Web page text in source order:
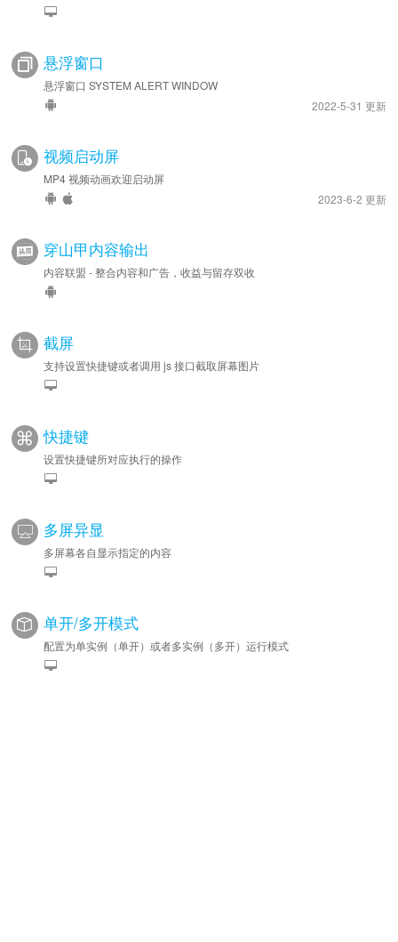
悬浮窗口
悬浮窗口 SYSTEM ALERT WINDOW
2022-5-31 更新
视频启动屏
MP4 视频动画欢迎启动屏
2023-6-2 更新
穿山甲内容输出
内容联盟 - 整合内容和广告，收益与留存双收
截屏
支持设置快捷键或者调用 js 接口截取屏幕图片
快捷键
设置快捷键所对应执行的操作
多屏异显
多屏幕各自显示指定的内容
单开/多开模式
配置为单实例（单开）或者多实例（多开）运行模式